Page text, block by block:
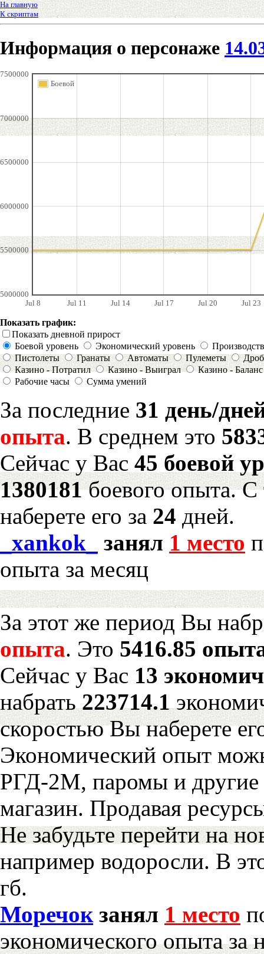
На главную
К скриптам
Информация о персонаже
Jul 8 Jul 11 Jul 14 Jul 17 Jul 20 Jul 23
5000000
5500000
6000000
6500000
7000000
7500000
Боевой
Показать график:
Показать дневной прирост
Боевой уровень
Экономический уровень
Пистолеты
Гранаты Автоматы Пулеметы
Казино - Потратил
Казино - Выиграл
Казино - Баланс
Рабочие часы
Сумма умений
За последние 31 день/
опыта. В среднем это
Сейчас у Вас 45 боевой
1380181боевого опыта.
наберете его за 24 дней.
_xankok_
занял 1 место
опыта за месяц
За этот же период Вы
опыта. Это 5416.85
Сейчас у Вас 13
набрать223714.1
скоростью Вы наберете
Экономический опыт
РГД-2М, паромы и другие
магазин. Продавая
Не забудьте перейти на
например водоросли. В
гб.
Моречокзанял 1 место
экономического опыта за